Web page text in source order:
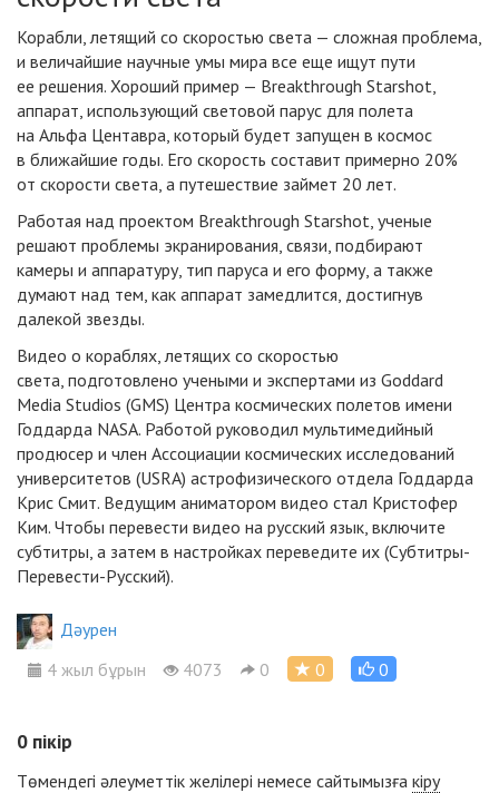
Корабли, летящий со скоростью света — сложная проблема,
и величайшие научные умы мира все еще ищут пути
ее решения. Хороший пример — Breakthrough Starshot,
аппарат, использующий световой парус для полета
на Альфа Центавра, который будет запущен в космос
в ближайшие годы. Его скорость составит примерно 20%
от скорости света, а путешествие займет 20 лет.
Работая над проектом Breakthrough Starshot, ученые
решают проблемы экранирования, связи, подбирают
камеры и аппаратуру, тип паруса и его форму, а также
думают над тем, как аппарат замедлится, достигнув
далекой звезды.
Видео о кораблях, летящих со скоростью
света, подготовлено учеными и экспертами из Goddard
Media Studios (GMS) Центра космических полетов имени
Годдарда NASA. Работой руководил мультимедийный
продюсер и член Ассоциации космических исследований
университетов (USRA) астрофизического отдела Годдарда
Крис Смит. Ведущим аниматором видео стал Кристофер
Ким. Чтобы перевести видео на русский язык, включите
субтитры, а затем в настройках переведите их (Субтитры-
Перевести-Русский).
Дәурен
4 жыл бұрын
4073 0 0 0
0 пікір
Төмендегі әлеуметтік желілері немесе сайтымызға кіру